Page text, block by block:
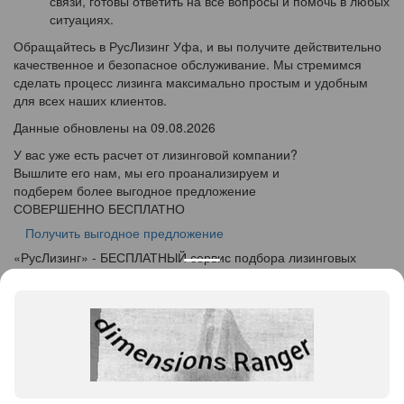
ситуациях.
Обращайтесь в РусЛизинг Уфа, и вы получите действительно
качественное и безопасное обслуживание. Мы стремимся
сделать процесс лизинга максимально простым и удобным
для всех наших клиентов.
Данные обновлены на 09.08.2026
У вас уже есть расчет от лизинговой компании?
Вышлите его нам, мы его проанализируем и
подберем более выгодное предложение
СОВЕРШЕННО БЕСПЛАТНО
Получить выгодное предложение
«РусЛизинг» - БЕСПЛАТНЫЙ сервис подбора лизинговых
+7 (495) 103-49-76
450019, Республика Башкортостан, г. Уфа, ул. Рижская, дом